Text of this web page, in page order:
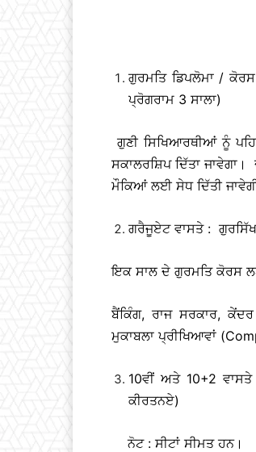
ਗੁਰਮਤਿ ਡਿਪਲੋਮਾ /
ਪ੍ਰੋਗਰਾਮ 3 ਸਾਲਾ)
ਗੁਣੀ ਸਿਖਿਆਰਥੀਆਂ ਨੂੰ
ਸਕਾਲਰਸ਼ਿਪ ਦਿੱਤਾ
ਮੌਕਿਆਂ ਲਈ ਸੇਧ ਦਿੱਤੀ
ਗਰੈਜੂਏਟ ਵਾਸਤੇ : ਗੁਰਸਿੱਖ
ਇਕ ਸਾਲ ਦੇ ਗੁਰਮਤਿ ਕੋਰਸ
ਬੈਂਕਿੰਗ, ਰਾਜ ਸਰਕਾਰ,
ਮੁਕਾਬਲਾ ਪ੍ਰੀਖਿਆਵਾਂ
10ਵੀਂ ਅਤੇ 10+2
ਕੀਰਤਨਏ)
ਨੋਟ : ਸੀਟਾਂ ਸੀਮਤ ਹਨ।